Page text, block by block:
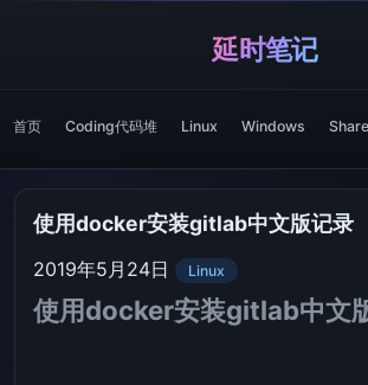
延时笔记
首页 Coding代码堆 Linux Windows
使用docker安装gitlab中文版记录
2019年5月24日 Linux
使用docker安装gitlab中文